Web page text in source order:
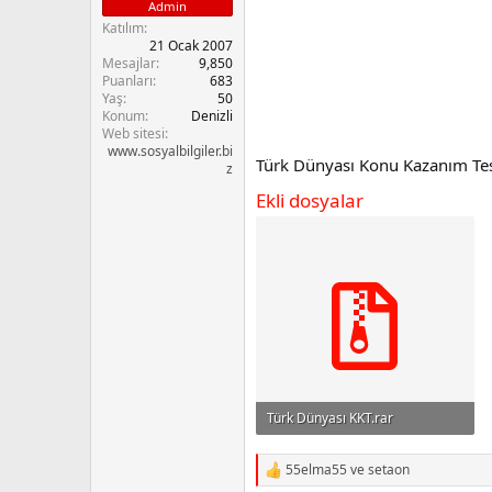
n
i
Admin
Katılım
21 Ocak 2007
Mesajlar
9,850
Puanları
683
Yaş
50
Konum
Denizli
Web sitesi
www.sosyalbilgiler.bi
z
Türk Dünyası Konu Kazanım
Ekli dosyalar
Türk Dünyası KKT.rar
1 MB · Görüntüleme: 6,104
R
55elma55 vesetaon